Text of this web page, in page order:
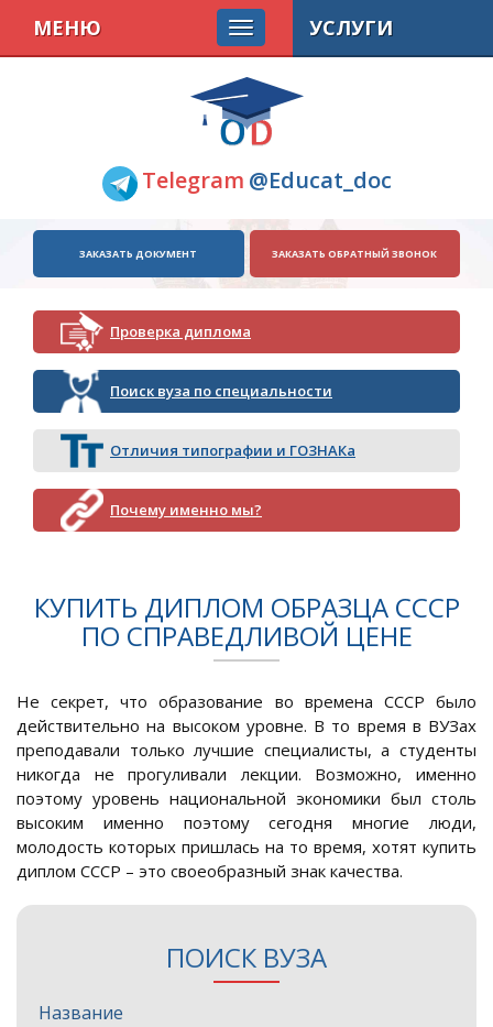
Telegram @Educat_doc
МЕНЮ
ЗАКАЗАТЬ ДОКУМЕНТ ЗАКАЗАТЬ ОБРАТНЫЙ ЗВОНОК
Проверка диплома
Поиск вуза по специальности
Отличия типографии и ГОЗНАКа
Почему именно мы?
УСЛУГИ
КУПИТЬ ДИПЛОМ ОБРАЗЦА СССР
ПО СПРАВЕДЛИВОЙ ЦЕНЕ
Не секрет, что образование во времена СССР было
действительно на высоком уровне. В то время в ВУЗах
преподавали только лучшие специалисты, а студенты
никогда не прогуливали лекции. Возможно, именно
поэтому уровень национальной экономики был столь
высоким именно поэтому сегодня многие люди,
молодость которых пришлась на то время, хотят купить
диплом СССР – это своеобразный знак качества.
ПОИСК ВУЗА
Название